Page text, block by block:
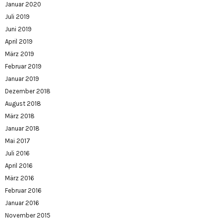
Januar 2020
Juli 2019
Juni 2019
April 2019
März 2019
Februar 2019
Januar 2019
Dezember 2018
August 2018
März 2018
Januar 2018
Mai 2017
Juli 2016
April 2016
März 2016
Februar 2016
Januar 2016
November 2015